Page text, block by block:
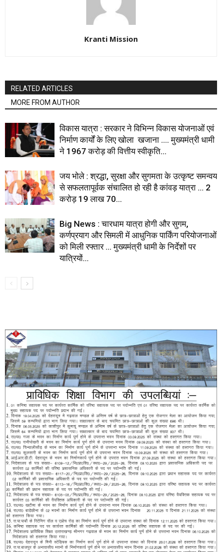
Kranti Mission
RELATED ARTICLES
MORE FROM AUTHOR
विकास यात्रा : सरकार ने विभिन्न विकास योजनाओं एवं
निर्माण कार्यों के लिए खोला खजाना …. मुख्यमंत्री धामी
ने ₹1967 करोड़ की वित्तीय स्वीकृति...
जय भोले : श्रद्धा, सुरक्षा और सुगमता के उत्कृष्ट समन्वय
से सफलतापूर्वक संचालित हो रही है कांवड़ यात्रा … 2
करोड़ 19 लाख 70...
Big News : चारधाम यात्रा होगी और सुगम,
कर्णप्रयाग और सिमली में आधुनिक पार्किंग परियोजनाओं
को मिली रफ्तार … मुख्यमंत्री धामी के निर्देशों पर
यात्रियों...